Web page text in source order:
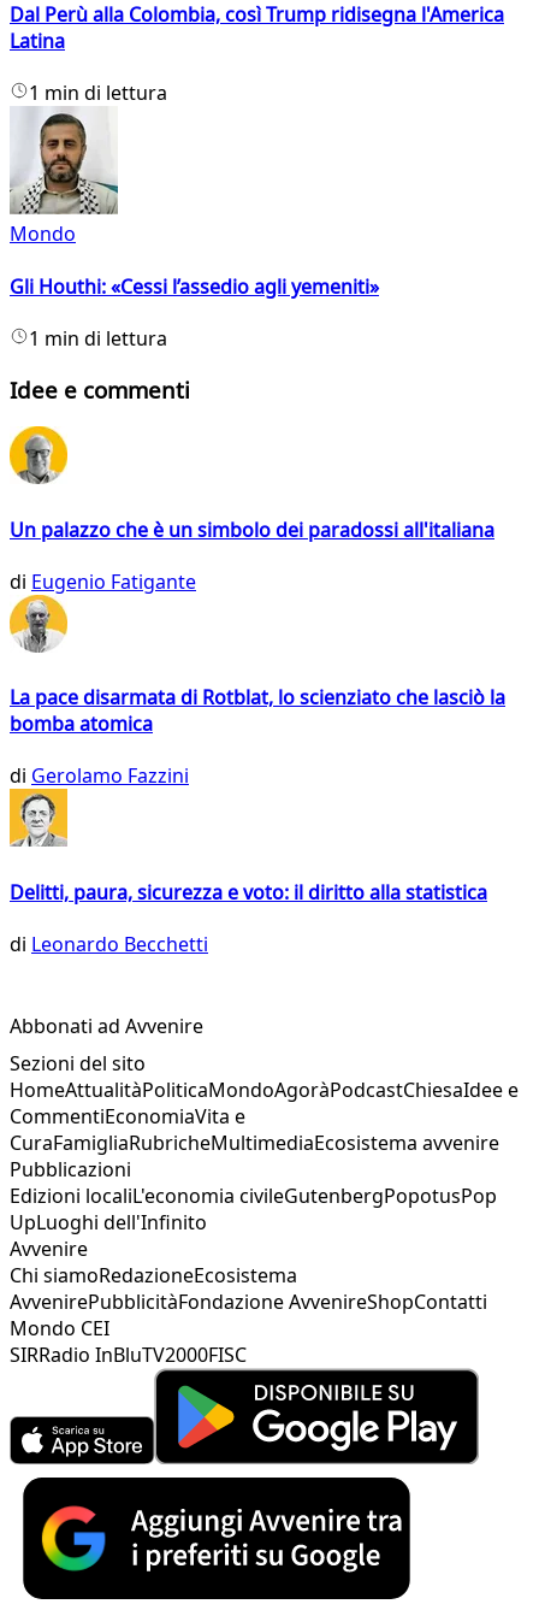
Dal Perù alla Colombia, così Trump ridisegna l'America
Latina
1 min di lettura
Mondo
Gli Houthi: «Cessi l’assedio agli yemeniti»
1 min di lettura
Idee e commenti
Un palazzo che è un simbolo dei paradossi all'italiana
di Eugenio Fatigante
La pace disarmata di Rotblat, lo scienziato che lasciò la
bomba atomica
di Gerolamo Fazzini
Delitti, paura, sicurezza e voto: il diritto alla statistica
di Leonardo Becchetti
Abbonati ad Avvenire
Sezioni del sito
HomeAttualitàPoliticaMondoAgoràPodcastChiesaIdee e
CommentiEconomiaVita e
CuraFamigliaRubricheMultimediaEcosistema avvenire
Pubblicazioni
Edizioni localiL'economia civileGutenbergPopotusPop
UpLuoghi dell'Infinito
Avvenire
Chi siamoRedazioneEcosistema
AvvenirePubblicitàFondazione AvvenireShopContatti
Mondo CEI
SIRRadio InBluTV2000FISC